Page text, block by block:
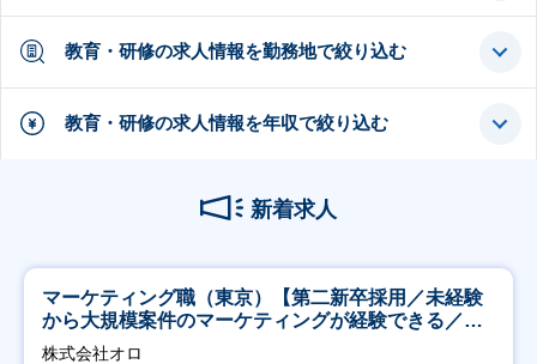
教育・研修の求人情報を勤務地で絞り込む
教育・研修の求人情報を年収で絞り込む
新着求人
マーケティング職（東京）【第二新卒採用／未経験
から大規模案件のマーケティングが経験できる／研
修充実】
株式会社オロ